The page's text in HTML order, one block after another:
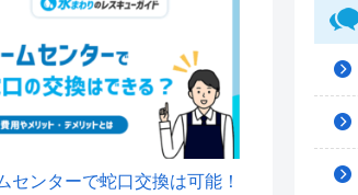
センターで蛇口交換は可能！